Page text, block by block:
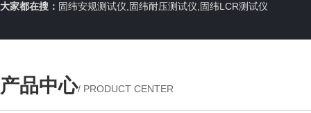
大家都在搜： 固纬安规测试仪,固纬耐压测试仪,固纬LCR测试仪
产品中心/ PRODUCT CENTER